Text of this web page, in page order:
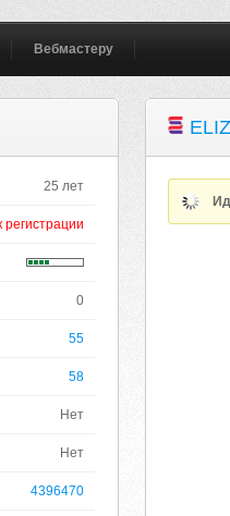
Вебмастеру
25 лет
регистрации
0
55
58
Нет
Нет
4396470